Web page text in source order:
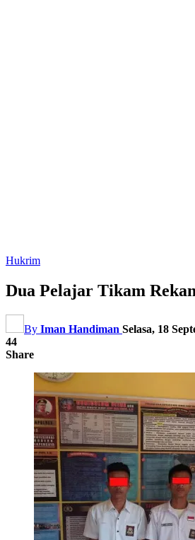
Hukrim
Dua Pelajar Tikam
By Iman Handiman Selasa, 18
44
Share